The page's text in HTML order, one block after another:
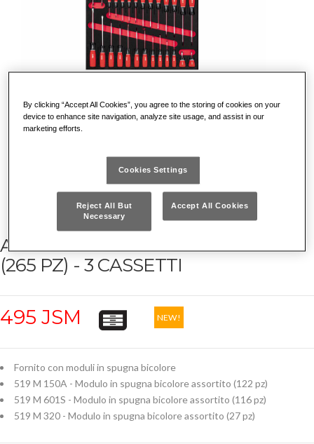
ASSORTIMENTO MANUTENZIONE
(265 PZ) - 3 CASSETTI
495 JSM NEW!
Fornito con moduli in spugna bicolore
519 M 150A - Modulo in spugna bicolore assortito (122 pz)
519 M 601S - Modulo in spugna bicolore assortito (116 pz)
519 M 320 - Modulo in spugna bicolore assortito (27 pz)
By clicking “Accept All Cookies”, you agree to the storing of cookies on your
device to enhance site navigation, analyze site usage, and assist in our
marketing efforts.
Cookies Settings
Reject All But
Necessary
Accept All Cookies